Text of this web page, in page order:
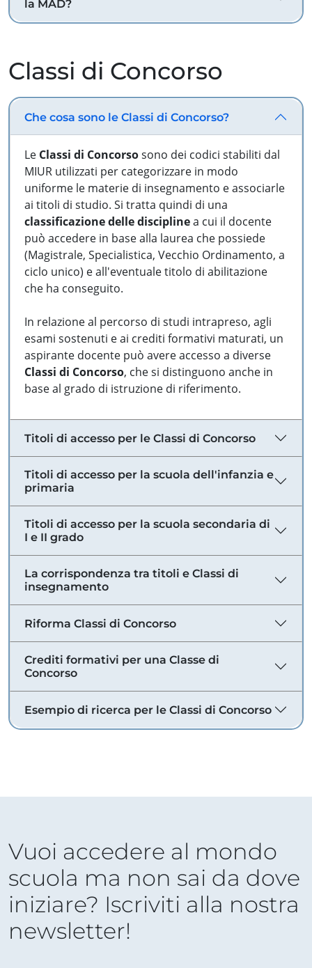
la MAD?
Classi di Concorso
Che cosa sono le Classi di Concorso?
Le Classi di Concorsosono dei codici stabiliti dal
MIUR utilizzati per categorizzare in modo
uniforme le materie di insegnamento e associarle
ai titoli di studio. Si tratta quindi di una
classificazione delle disciplinea cui il docente
può accedere in base alla laurea che possiede
(Magistrale, Specialistica, Vecchio Ordinamento, a
ciclo unico) e all'eventuale titolo di abilitazione
che ha conseguito.
In relazione al percorso di studi intrapreso, agli
esami sostenuti e ai crediti formativi maturati, un
aspirante docente può avere accesso a diverse
Classi di Concorso, che si distinguono anche in
base al grado di istruzione di riferimento.
Titoli di accesso per le Classi di Concorso
Titoli di accesso per la scuola dell'infanzia e
primaria
Titoli di accesso per la scuola secondaria di
I e II grado
La corrispondenza tra titoli e Classi di
insegnamento
Riforma Classi di Concorso
Crediti formativi per una Classe di
Concorso
Esempio di ricerca per le Classi di Concorso
Vuoi accedere al mondo
scuola ma non sai da dove
iniziare? Iscriviti alla nostra
newsletter!